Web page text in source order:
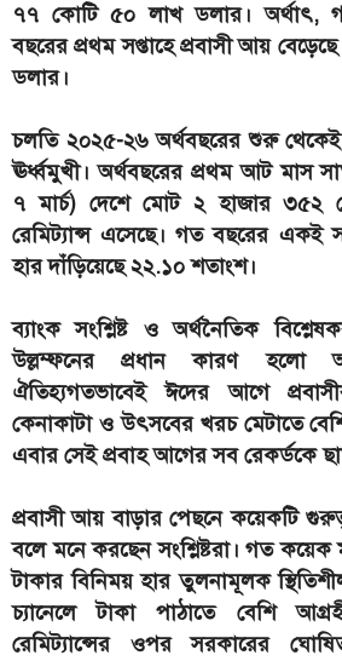
৭৭ কোটি ৫০ লাখ ডলার। অর্থাৎ,
বছরের প্রথম সপ্তাহে প্রবাসী আয়
ডলার।
চলতি ২০২৫-২৬ অর্থবছরের শুরু থেকেই
ঊর্ধ্বমুখী। অর্থবছরের প্রথম আট মাস
৭ মার্চ) দেশে মোট ২ হাজার
রেমিট্যান্স এসেছে। গত বছরের একই
হার দাঁড়িয়েছে ২২.১০ শতাংশ।
ব্যাংক সংশ্লিষ্ট ও অর্থনৈতিক
উল্লম্ফনের প্রধান কারণ হলো
ঐতিহ্যগতভাবেই ঈদের আগে
কেনাকাটা ও উৎসবের খরচ মেটাতে
এবার সেই প্রবাহ আগের সব রেকর্ডকে
প্রবাসী আয় বাড়ার পেছনে কয়েকটি
বলে মনে করছেন সংশ্লিষ্টরা। গত কয়েক
টাকার বিনিময় হার তুলনামূলক
চ্যানেলে টাকা পাঠাতে বেশি
রেমিট্যান্সের ওপর সরকারের